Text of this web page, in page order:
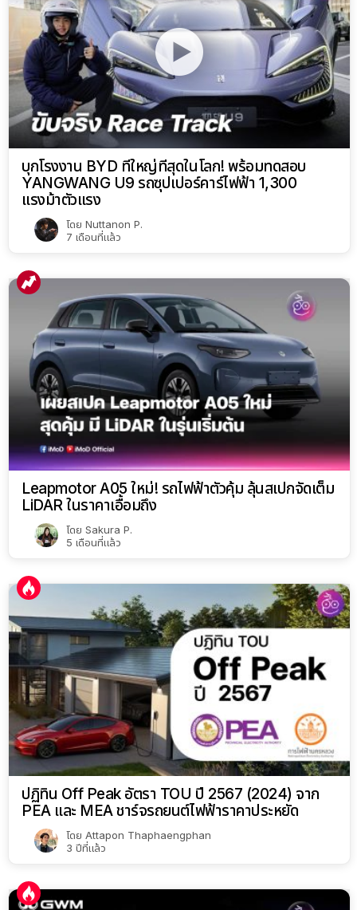
บุกโรงงาน BYD ที่ใหญ่ที่สุดในโลก! พร้อมทดสอบ
YANGWANG U9 รถซุปเปอร์คาร์ไฟฟ้า 1,300
แรงม้าตัวแรง
โดย Nuttanon P.
7 เดือนที่แล้ว
Leapmotor A05 ใหม่! รถไฟฟ้าตัวคุ้ม ลุ้นสเปกจัดเต็ม
LiDAR ในราคาเอื้อมถึง
โดย Sakura P.
5 เดือนที่แล้ว
ปฏิทิน Off Peak อัตรา TOU ปี 2567 (2024) จาก
PEA และ MEA ชาร์จรถยนต์ไฟฟ้าราคาประหยัด
โดย Attapon Thaphaengphan
3 ปีที่แล้ว